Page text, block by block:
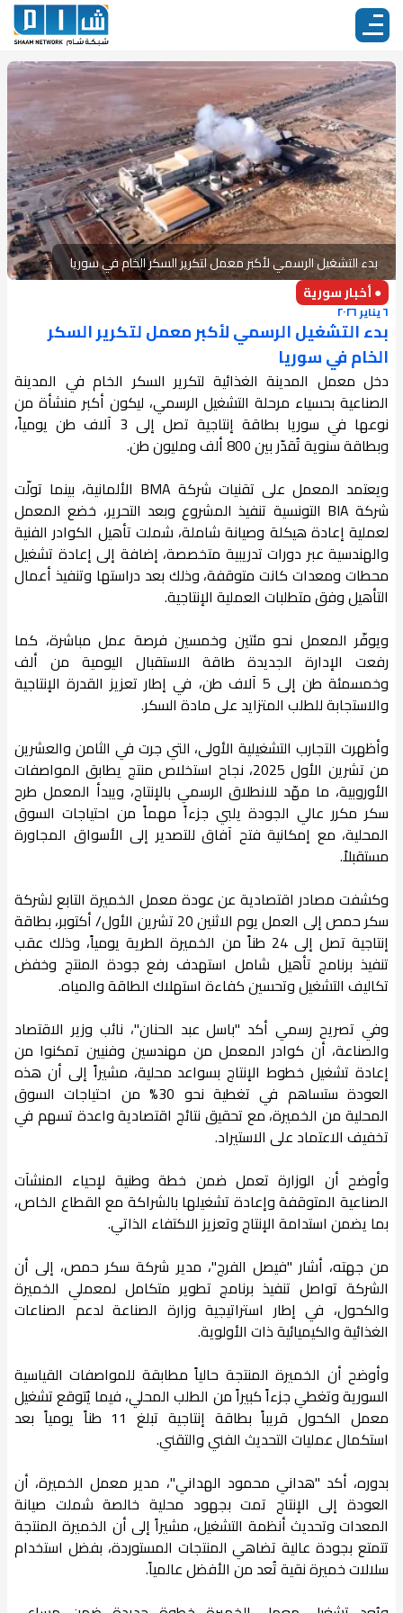
بدء التشغيل الرسمي لأكبر معمل لتكرير السكر الخام في سوريا
● أخبار سورية
٦ يناير ٢٠٢٦
بدء التشغيل الرسمي لأكبر معمل لتكرير السكر
الخام في سوريا
دخل معمل المدينة الغذائية لتكرير السكر الخام في المدينة
الصناعية بحسياء مرحلة التشغيل الرسمي، ليكون أكبر منشأة من
نوعها في سوريا بطاقة إنتاجية تصل إلى 3 آلاف طن يومياً،
وبطاقة سنوية تُقدّر بين 800 ألف ومليون طن.
ويعتمد المعمل على تقنيات شركة BMA الألمانية، بينما تولّت
شركة BIA التونسية تنفيذ المشروع وبعد التحرير، خضع المعمل
لعملية إعادة هيكلة وصيانة شاملة، شملت تأهيل الكوادر الفنية
والهندسية عبر دورات تدريبية متخصصة، إضافة إلى إعادة تشغيل
محطات ومعدات كانت متوقفة، وذلك بعد دراستها وتنفيذ أعمال
التأهيل وفق متطلبات العملية الإنتاجية.
ويوفّر المعمل نحو مئتين وخمسين فرصة عمل مباشرة، كما
رفعت الإدارة الجديدة طاقة الاستقبال اليومية من ألف
وخمسمئة طن إلى 5 آلاف طن، في إطار تعزيز القدرة الإنتاجية
والاستجابة للطلب المتزايد على مادة السكر.
وأظهرت التجارب التشغيلية الأولى، التي جرت في الثامن والعشرين
من تشرين الأول 2025، نجاح استخلاص منتج يطابق المواصفات
الأوروبية، ما مهّد للانطلاق الرسمي بالإنتاج، ويبدأ المعمل طرح
سكر مكرر عالي الجودة يلبي جزءاً مهماً من احتياجات السوق
المحلية، مع إمكانية فتح آفاق للتصدير إلى الأسواق المجاورة
مستقبلاً.
وكشفت مصادر اقتصادية عن عودة معمل الخميرة التابع لشركة
سكر حمص إلى العمل يوم الاثنين 20 تشرين الأول/ أكتوبر، بطاقة
إنتاجية تصل إلى 24 طناً من الخميرة الطرية يومياً، وذلك عقب
تنفيذ برنامج تأهيل شامل استهدف رفع جودة المنتج وخفض
تكاليف التشغيل وتحسين كفاءة استهلاك الطاقة والمياه.
وفي تصريح رسمي أكد "باسل عبد الحنان"، نائب وزير الاقتصاد
والصناعة، أن كوادر المعمل من مهندسين وفنيين تمكنوا من
إعادة تشغيل خطوط الإنتاج بسواعد محلية، مشيراً إلى أن هذه
العودة ستساهم في تغطية نحو 30% من احتياجات السوق
المحلية من الخميرة، مع تحقيق نتائج اقتصادية واعدة تسهم في
تخفيف الاعتماد على الاستيراد.
وأوضح أن الوزارة تعمل ضمن خطة وطنية لإحياء المنشآت
الصناعية المتوقفة وإعادة تشغيلها بالشراكة مع القطاع الخاص،
بما يضمن استدامة الإنتاج وتعزيز الاكتفاء الذاتي.
من جهته، أشار "فيصل الفرج"، مدير شركة سكر حمص، إلى أن
الشركة تواصل تنفيذ برنامج تطوير متكامل لمعملي الخميرة
والكحول، في إطار استراتيجية وزارة الصناعة لدعم الصناعات
الغذائية والكيميائية ذات الأولوية.
وأوضح أن الخميرة المنتجة حالياً مطابقة للمواصفات القياسية
السورية وتغطي جزءاً كبيراً من الطلب المحلي، فيما يُتوقع تشغيل
معمل الكحول قريباً بطاقة إنتاجية تبلغ 11 طناً يومياً بعد
استكمال عمليات التحديث الفني والتقني.
بدوره، أكد "هداني محمود الهداني"، مدير معمل الخميرة، أن
العودة إلى الإنتاج تمت بجهود محلية خالصة شملت صيانة
المعدات وتحديث أنظمة التشغيل، مشيراً إلى أن الخميرة المنتجة
تتمتع بجودة عالية تضاهي المنتجات المستوردة، بفضل استخدام
سلالات خميرة نقية تُعد من الأفضل عالمياً.